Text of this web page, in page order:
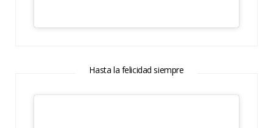
Hasta la felicidad siempre